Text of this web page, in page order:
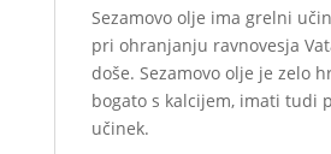
Sezamovo olje ima grelni
pri ohranjanju ravnovesja
doše. Sezamovo olje je zelo
bogato s kalcijem, imati tudi
učinek.